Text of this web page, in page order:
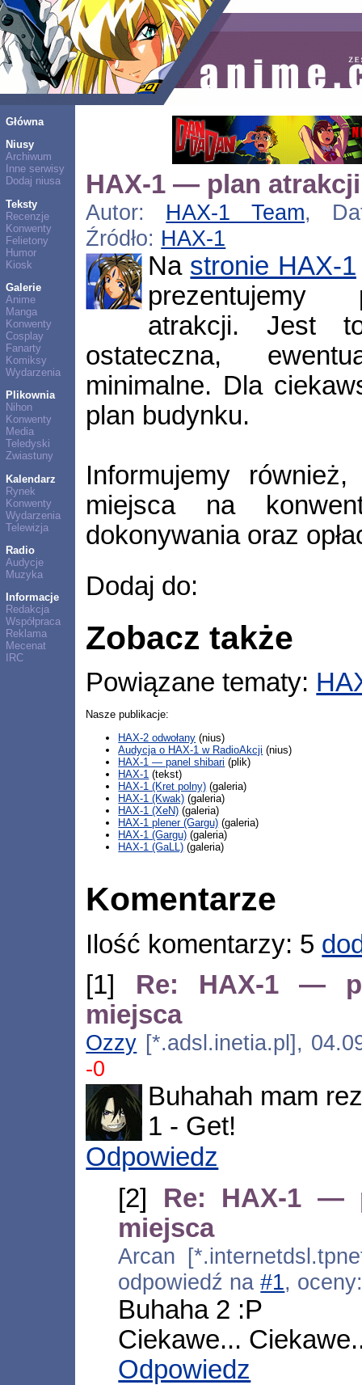
Główna
Niusy
Archiwum
Inne serwisy
Dodaj niusa
Teksty
Recenzje
Konwenty
Felietony
Humor
Kiosk
Galerie
Anime
Manga
Konwenty
Cosplay
Fanarty
Komiksy
Wydarzenia
Plikownia
Nihon
Konwenty
Media
Teledyski
Zwiastuny
Kalendarz
Rynek
Konwenty
Wydarzenia
Telewizja
Radio
Audycje
Muzyka
Informacje
Redakcja
Współpraca
Reklama
Mecenat
IRC
HAX-1 — plan
Autor: HAX-1 Team,
Źródło: HAX-1
Na stronie HAX-1
prezentujemy
atrakcji. Jest
ostateczna,
minimalne. Dla
plan budynku.
Informujemy
miejsca na
dokonywania oraz
Dodaj do:
Zobacz także
Powiązane tematy:
Nasze publikacje:
HAX-2 odwołany (nius)
Audycja o HAX-1 w RadioAkcji (nius)
HAX-1 — panel shibari (plik)
HAX-1 (tekst)
HAX-1 (Kret polny) (galeria)
HAX-1 (Kwak) (galeria)
HAX-1 (XeN) (galeria)
HAX-1 plener (Gargu) (galeria)
HAX-1 (Gargu) (galeria)
HAX-1 (GaLL) (galeria)
Komentarze
Ilość komentarzy: 5
[1] Re: HAX-1 —
miejsca
Ozzy [*.adsl.inetia.pl],
-0
Buhahah mam
1 - Get!
Odpowiedz
[2] Re: HAX-1 —
miejsca
Arcan
odpowiedź na#1,
Buhaha 2 :P
Ciekawe...
Odpowiedz